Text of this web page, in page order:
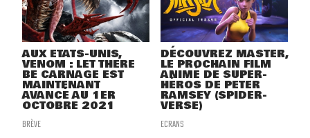
AUX ETATS-UNIS,
VENOM : LET THERE
BE CARNAGE EST
MAINTENANT
AVANCÉ AU 1ER
OCTOBRE 2021
BRÈVE
DÉCOUVREZ MASTER,
LE PROCHAIN FILM
ANIMÉ DE SUPER-
HÉROS DE PETER
RAMSEY (SPIDER-
VERSE)
ECRANS